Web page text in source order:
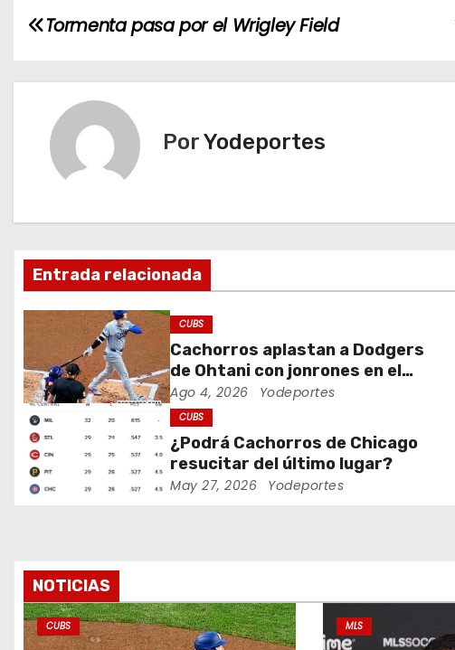
N
c
i
ó
n
d
e
e
r
a
Tormenta pasa por el Wrigley Field
PorYodeportes
Entrada relacionada
CUBS
Cachorros aplastan a Dodgers
de Ohtani con jonrones en el
Wrigley Field
Ago 4, 2026 Yodeportes
CUBS
¿Podrá Cachorros de Chicago
resucitar del último lugar?
May 27, 2026 Yodeportes
NOTICIAS
CUBS MLS